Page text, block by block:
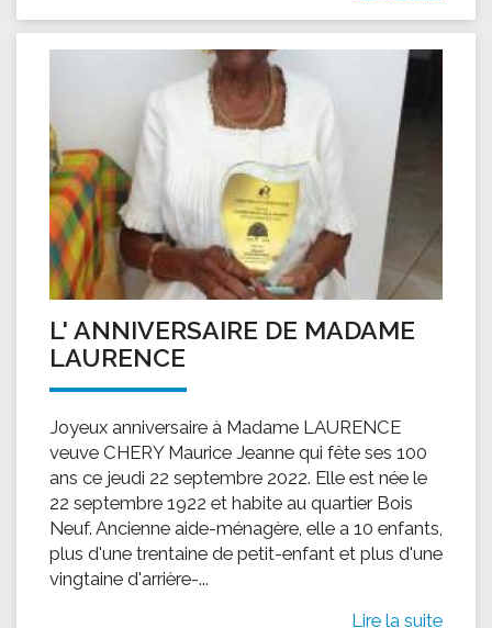
L' ANNIVERSAIRE DE MADAME
LAURENCE
Joyeux anniversaire à Madame LAURENCE
veuve CHERY Maurice Jeanne qui fête ses 100
ans ce jeudi 22 septembre 2022. Elle est née le
22 septembre 1922 et habite au quartier Bois
Neuf. Ancienne aide-ménagère, elle a 10 enfants,
plus d'une trentaine de petit-enfant et plus d'une
vingtaine d'arrière-...
Lire la suite